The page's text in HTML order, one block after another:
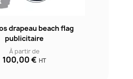
drapeau beach flag
publicitaire
À partir de
100,00 € HT